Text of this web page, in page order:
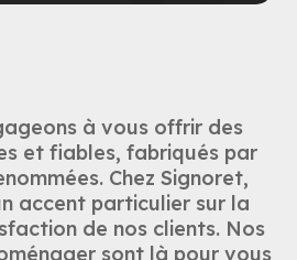
à vous offrir des
et fiables, fabriqués par
Chez Signoret,
accent particulier sur la
de nos clients. Nos
sont là pour vous